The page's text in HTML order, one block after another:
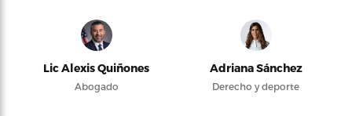
Lic Alexis Quiñones
Abogado
Adriana Sánchez
Derecho y deporte